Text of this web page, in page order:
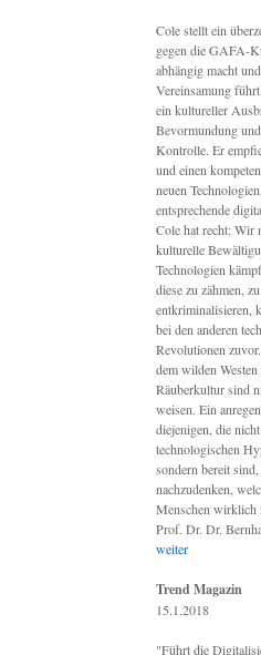
Cole stellt ein
gegen die GAFA-
abhängig macht
Vereinsamung
ein kultureller
Bevormundung
Kontrolle. Er
und einen
neuen
entsprechende
Cole hat recht: Wir
kulturelle
Technologien
diese zu zähmen,
entkriminalisieren,
bei den anderen
Revolutionen
dem wilden
Räuberkultur sind
weisen. Ein
diejenigen, die
technologischen
sondern bereit
nachzudenken,
Menschen wirklich
Prof. Dr. Dr.
weiter
Trend Magazin
15.1.2018
"Führt die